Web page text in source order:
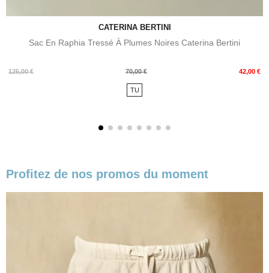
CATERINA BERTINI
Sac En Raphia Tressé À Plumes Noires Caterina Bertini
125,00 €
Prix
70,00 € 42,00 €
Prix
TU
Profitez de nos promos du moment